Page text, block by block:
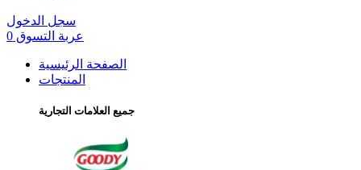
سجل الدخول
عربة التسوق 0
الصفحة الرئيسية
المنتجات
جميع العلامات التجارية